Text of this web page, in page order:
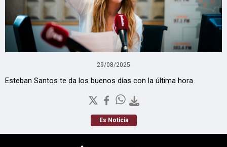
29/08/2025
Esteban Santos te da los buenos días con la última hora
Es Noticia